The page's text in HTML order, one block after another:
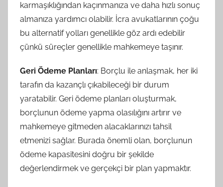
karmaşıklığından kaçınmanıza ve daha hızlı sonuç
almanıza yardımcı olabilir. İcra avukatlarının çoğu
bu alternatif yolları genellikle göz ardı edebilir
çünkü süreçler genellikle mahkemeye taşınır.
Geri Ödeme Planları: Borçlu ile anlaşmak, her iki
tarafın da kazançlı çıkabileceği bir durum
yaratabilir. Geri ödeme planları oluşturmak,
borçlunun ödeme yapma olasılığını artırır ve
mahkemeye gitmeden alacaklarınızı tahsil
etmenizi sağlar. Burada önemli olan, borçlunun
ödeme kapasitesini doğru bir şekilde
değerlendirmek ve gerçekçi bir plan yapmaktır.